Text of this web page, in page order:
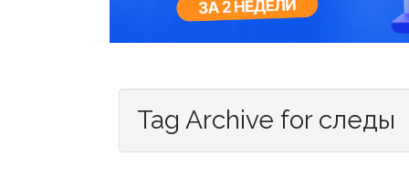
Tag Archive for следы